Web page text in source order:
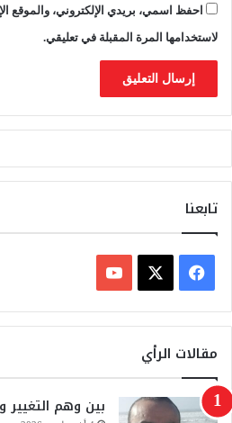
س
ؤ
أ
ت
ص
ع
د
احفظ اسمي، بريدي الإلكتروني، والموقع
لاستخدامها المرة المقبلة في تعليقي.
تابعنا
ي
ب
و
X
Y
u
T
مقالات الرأي
بين وهم التغيير